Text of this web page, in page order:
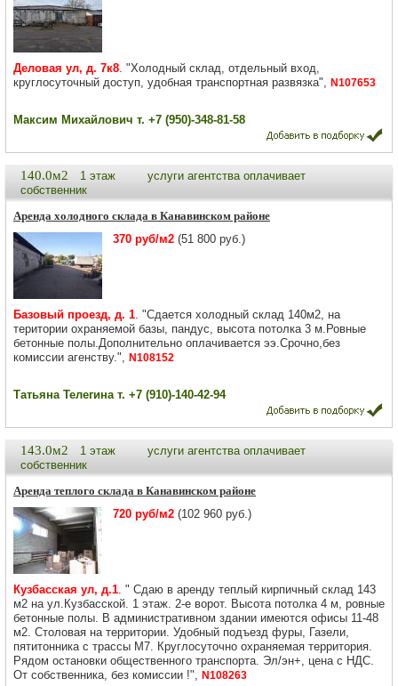
Деловая ул, д. 7к8. "Холодный склад, отдельный вход,
круглосуточный доступ, удобная транспортная развязка", N107653
Максим Михайлович т. +7 (950)-348-81-58
140.0м2 1 этаж
услуги агентства оплачивает
собственник
Аренда холодного склада в Канавинском районе
370 руб/м2 (51 800 руб.)
Базовый проезд, д. 1. "Сдается холодный склад 140м2, на
територии охраняемой базы, пандус, высота потолка 3 м.Ровные
бетонные полы.Дополнительно оплачивается ээ.Срочно,без
комиссии агенству.", N108152
Татьяна Телегина т. +7 (910)-140-42-94
143.0м2 1 этаж
услуги агентства оплачивает
собственник
Аренда теплого склада в Канавинском районе
720 руб/м2 (102 960 руб.)
Кузбасская ул, д.1. " Сдаю в аренду теплый кирпичный склад 143
м2 на ул.Кузбасской. 1 этаж. 2-е ворот. Высота потолка 4 м, ровные
бетонные полы. В административном здании имеются офисы 11-48
м2. Столовая на территории. Удобный подъезд фуры, Газели,
пятитонника с трассы М7. Круглосуточно охраняемая территория.
Рядом остановки общественного транспорта. Эл/эн+, цена с НДС.
От собственника, без комиссии !", N108263